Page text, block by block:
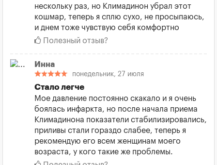
нескольку раз, но Климадинон убрал этот
кошмар, теперь я сплю сухо, не просыпаюсь,
и днем тоже чувствую себя комфортно
Полезный отзыв?
Инна
понедельник, 27 июля
Стало легче
Мое давление постоянно скакало и я очень
боялась инфаркта, но после начала приема
Климадинона показатели стабилизировались,
приливы стали гораздо слабее, теперь я
рекомендую его всем женщинам моего
возраста, у кого такие же проблемы.